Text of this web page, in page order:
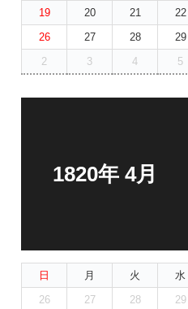
19
20 21 22
26
27 28 29
2
3 4 5
1820年 4月
日 月 火 水
26
27 28 29